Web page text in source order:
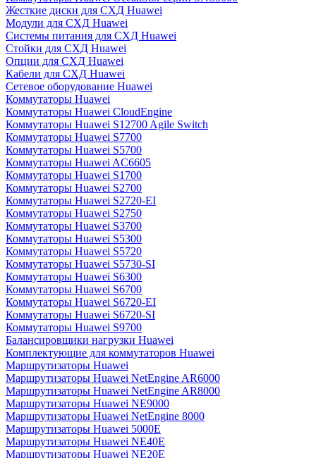
Жесткие диски для СХД Huawei
Модули для СХД Huawei
Системы питания для СХД Huawei
Стойки для СХД Huawei
Опции для СХД Huawei
Кабели для СХД Huawei
Сетевое оборудование Huawei
Коммутаторы Huawei
Коммутаторы Huawei CloudEngine
Коммутаторы Huawei S12700 Agile Switch
Коммутаторы Huawei S7700
Коммутаторы Huawei S5700
Коммутаторы Huawei AC6605
Коммутаторы Huawei S1700
Коммутаторы Huawei S2700
Коммутаторы Huawei S2720-EI
Коммутаторы Huawei S2750
Коммутаторы Huawei S3700
Коммутаторы Huawei S5300
Коммутаторы Huawei S5720
Коммутаторы Huawei S5730-SI
Коммутаторы Huawei S6300
Коммутаторы Huawei S6700
Коммутаторы Huawei S6720-EI
Коммутаторы Huawei S6720-SI
Коммутаторы Huawei S9700
Балансировщики нагрузки Huawei
Комплектующие для коммутаторов Huawei
Маршрутизаторы Huawei
Маршрутизаторы Huawei NetEngine AR6000
Маршрутизаторы Huawei NetEngine AR8000
Маршрутизаторы Huawei NE9000
Маршрутизаторы Huawei NetEngine 8000
Маршрутизаторы Huawei 5000E
Маршрутизаторы Huawei NE40E
Маршрутизаторы Huawei NE20E